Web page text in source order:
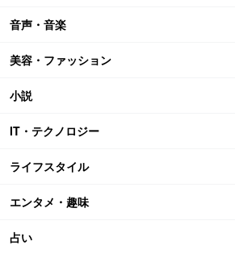
音声・音楽
美容・ファッション
小説
IT・テクノロジー
ライフスタイル
エンタメ・趣味
占い